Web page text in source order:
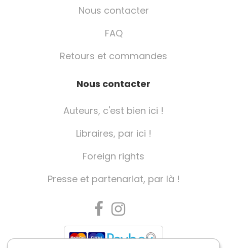
Nous contacter
FAQ
Retours et commandes
Nous contacter
Auteurs, c'est bien ici !
Libraires, par ici !
Foreign rights
Presse et partenariat, par là !